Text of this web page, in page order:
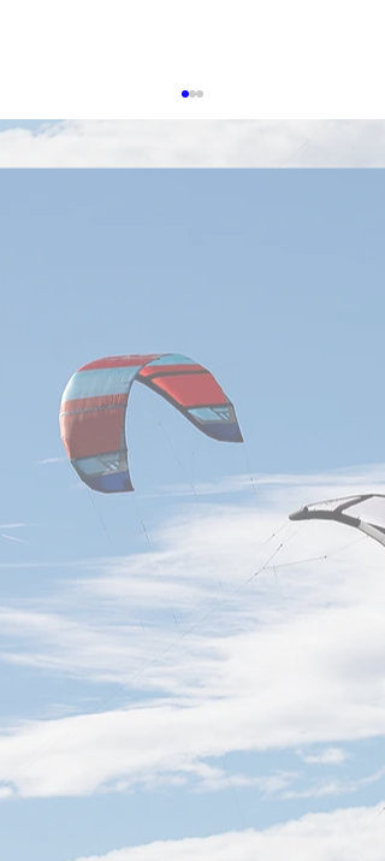
在感
「データセンター主要部品の
特許動向分析」報告によれ
ば、台湾企業は世界の冷却技
術特許の取得・出願において
強い実力を示しており、英業
達、鴻海科技、広達電脳の3
社が、いずれも世界の特許出
願人上位20社に入っている。
経済部智慧財産局の報告によ
ると、2